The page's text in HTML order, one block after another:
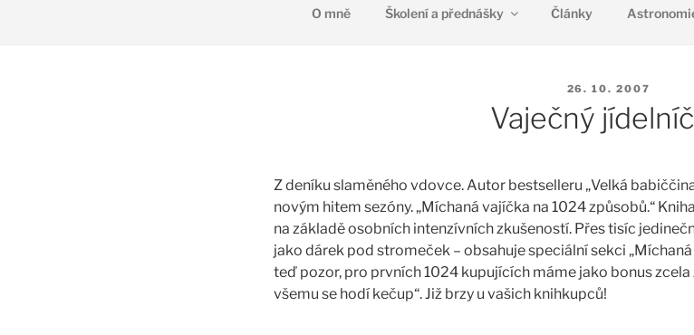
O mně Školení a přednášky Články
PUBLIKOVÁNO
26. 10. 2007
Vaječný
Z deníku slaměného vdovce. Autor bestselleru „Velká
novým hitem sezóny. „Míchaná vajíčka na 1024 způsobů.“
na základě osobních intenzívních zkušeností. Přes tisíc
jako dárek pod stromeček – obsahuje speciální sekci
teď pozor, pro prvních 1024 kupujících máme jako bonus
všemu se hodí kečup“. Již brzy u vašich knihkupců!